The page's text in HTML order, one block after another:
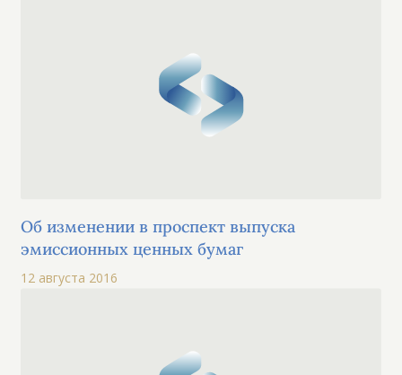
Об изменении в проспект выпуска
эмиссионных ценных бумаг
12 августа 2016